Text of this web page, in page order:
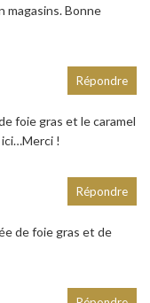
magasins. Bonne
foie gras et le caramel
!
Répondre
de foie gras et de
Répondre